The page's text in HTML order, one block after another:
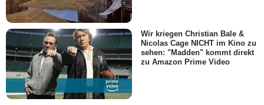
Wir kriegen Christian Bale &
Nicolas Cage NICHT im Kino zu
sehen: "Madden" kommt direkt
zu Amazon Prime Video